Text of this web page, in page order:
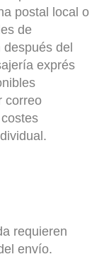
postal local o
de
del
exprés
correo
requieren
envío.